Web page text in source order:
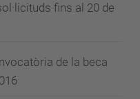
fins al 20 de
de la beca